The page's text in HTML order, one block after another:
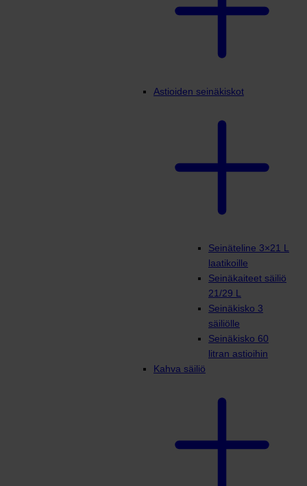
Astioiden seinäkiskot
Seinäteline 3×21 L
laatikoille
Seinäkaiteet säiliö
21/29 L
Seinäkisko 3
säiliölle
Seinäkisko 60
litran astioihin
Kahva säiliö